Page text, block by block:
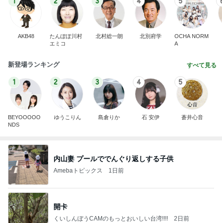
AKB48
たんぽぽ川村
エミコ
北村総一朗 北別府学
OCHA NORM
A
新登場ランキング すべて見る
1
BEYOOOOO
NDS
2
ゆうこりん
3
島倉りか
4
石 安伊
5
蒼井心音
内山妻 プールででんぐり返しする子供
Amebaトピックス 1日前
開卡
くいしんぼうCAMのもっとおいしい台湾!!!! 2日前